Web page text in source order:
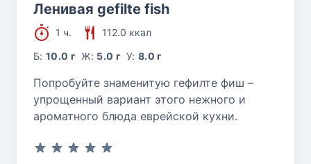
Ленивая gefilte fish
1 ч.
112.0 ккал
Б:10.0 г Ж: 5.0 г У:8.0 г
Попробуйте знаменитую гефилте фиш –
упрощенный вариант этого нежного и
ароматного блюда еврейской кухни.